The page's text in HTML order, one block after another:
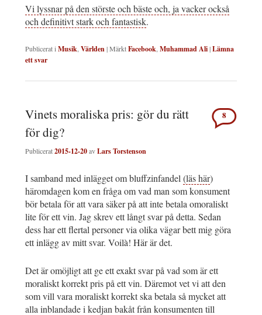
Vi lyssnar på den störste och bäste och, ja vacker också
och definitivt stark och fantastisk.
Publicerat iMusik,Världen|MärktFacebook,Muhammad Ali|Lämna
ett svar
Vinets moraliska pris: gör du rätt
för dig?
Publicerat2015-12-20avLars Torstenson
8
I samband med inlägget om bluffzinfandel (läs här)
häromdagen kom en fråga om vad man som konsument
bör betala för att vara säker på att inte betala omoraliskt
lite för ett vin. Jag skrev ett långt svar på detta. Sedan
dess har ett flertal personer via olika vägar bett mig göra
ett inlägg av mitt svar. Voilà! Här är det.
Det är omöjligt att ge ett exakt svar på vad som är ett
moraliskt korrekt pris på ett vin. Däremot vet vi att den
som vill vara moraliskt korrekt ska betala så mycket att
alla inblandade i kedjan bakåt från konsumenten till